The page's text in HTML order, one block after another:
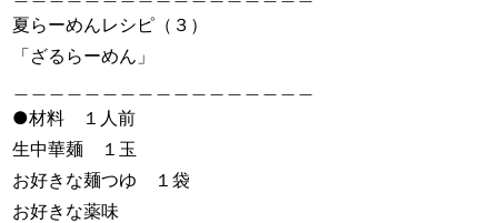
夏らーめんレシピ（３）
「ざるらーめん」
●材料 １人前
生中華麺 １玉
お好きな麺つゆ １袋
お好きな薬味